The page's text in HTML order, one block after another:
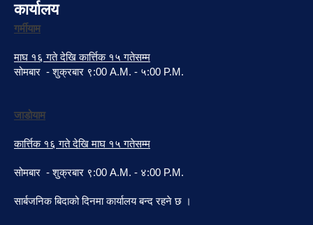
कार्यालय
गर्मीयाम
माघ १६ गते देखि कार्त्तिक १५ गतेसम्म
सोमबार - शुक्रबार ९:00 A.M. - ५:00 P.M.
जाडोयाम
कार्त्तिक १६ गते देखि माघ १५ गतेसम्म
सोमबार - शुक्रबार ९:00 A.M. - ४:00 P.M.
सार्बजनिक बिदाको दिनमा कार्यालय बन्द रहने छ ।